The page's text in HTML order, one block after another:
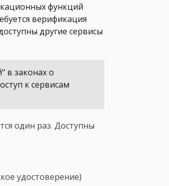
функций
верификация
другие сервисы
в законах о
к сервисам
один раз. Доступны
удостоверение)